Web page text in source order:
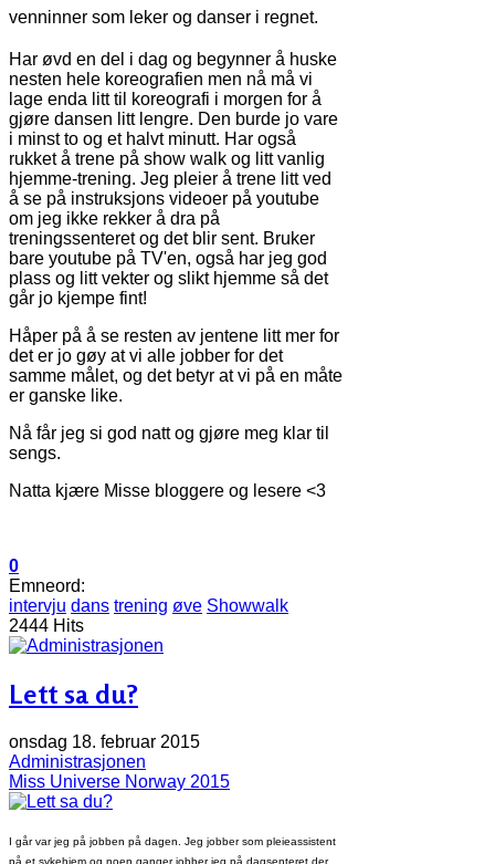
venninner som leker og danser i regnet.
Har øvd en del i dag og begynner å huske
nesten hele koreografien men nå må vi
lage enda litt til koreografi i morgen for å
gjøre dansen litt lengre. Den burde jo vare
i minst to og et halvt minutt. Har også
rukket å trene på show walk og litt vanlig
hjemme-trening. Jeg pleier å trene litt ved
å se på instruksjons videoer på youtube
om jeg ikke rekker å dra på
treningssenteret og det blir sent. Bruker
bare youtube på TV'en, også har jeg god
plass og litt vekter og slikt hjemme så det
går jo kjempe fint!
Håper på å se resten av jentene litt mer for
det er jo gøy at vi alle jobber for det
samme målet, og det betyr at vi på en måte
er ganske like.
Nå får jeg si god natt og gjøre meg klar til
sengs.
Natta kjære Misse bloggere og lesere <3
0
Emneord:
intervju dans trening øve Showwalk
2444 Hits
Lett sa du?
onsdag 18. februar 2015
Administrasjonen
Miss Universe Norway 2015
I går var jeg på jobben på dagen. Jeg jobber som pleieassistent
på et sykehjem og noen ganger jobber jeg på dagsenteret der.